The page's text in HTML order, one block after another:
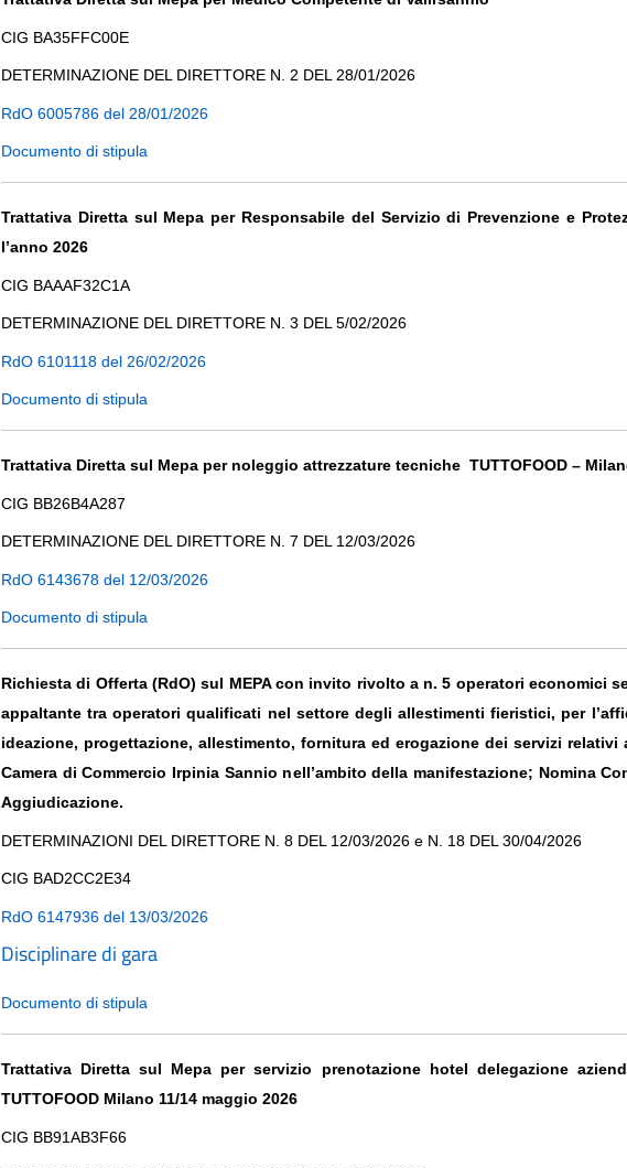
CIG BA35FFC00E
DETERMINAZIONE DEL DIRETTORE N. 2 DEL 28/01/2026
RdO 6005786 del 28/01/2026
Documento di stipula
Trattativa Diretta sul Mepa per Responsabile del Servizio di Prevenzione e
l’anno 2026
CIG BAAAF32C1A
DETERMINAZIONE DEL DIRETTORE N. 3 DEL 5/02/2026
RdO 6101118 del 26/02/2026
Documento di stipula
Trattativa Diretta sul Mepa per noleggio attrezzature tecniche TUTTOFOOD –
CIG BB26B4A287
DETERMINAZIONE DEL DIRETTORE N. 7 DEL 12/03/2026
RdO 6143678 del 12/03/2026
Documento di stipula
Richiesta di Offerta (RdO) sul MEPA con invito rivolto a n. 5 operatori economici
appaltante tra operatori qualificati nel settore degli allestimenti fieristici, per
ideazione, progettazione, allestimento, fornitura ed erogazione dei servizi relativi
Camera di Commercio Irpinia Sannio nell’ambito della manifestazione; Nomina
Aggiudicazione.
DETERMINAZIONI DEL DIRETTORE N. 8 DEL 12/03/2026 e N. 18 DEL 30/04/2026
CIG BAD2CC2E34
RdO 6147936 del 13/03/2026
Disciplinare di gara
Documento di stipula
Trattativa Diretta sul Mepa per servizio prenotazione hotel delegazione
TUTTOFOOD Milano 11/14 maggio 2026
CIG BB91AB3F66